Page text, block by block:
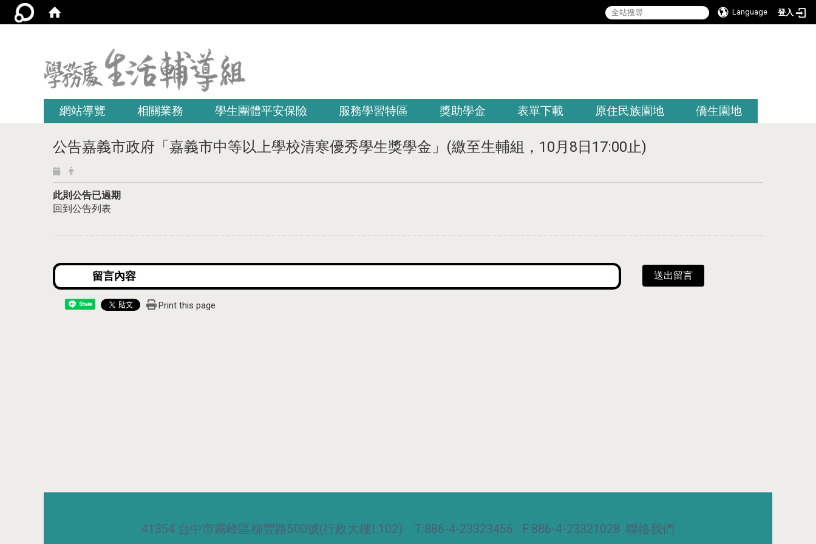
Language 登入
網站導覽 相關業務 學生團體平安保險 服務學習特區 獎助學金 表單下載 原住民族園地 僑生園地
公告嘉義市政府「嘉義市中等以上學校清寒優秀學生獎學金」(繳至生輔組，10月8日17:00止)
此則公告已過期
回到公告列表
送出留言
Share Print this page
41354 台中市霧峰區柳豐路500號(行政大樓L102) T:886-4-23323456 F:886-4-23321028 聯絡我們